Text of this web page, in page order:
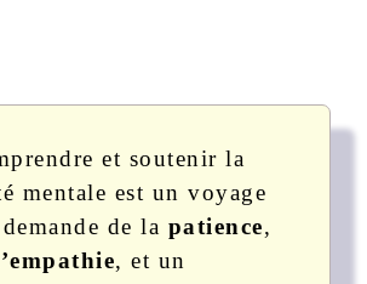
et soutenir la
mentale est un voyage
de la patience,
, et un